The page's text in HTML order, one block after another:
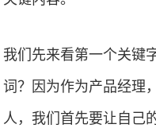
我们先来看第一个关键
词？因为作为产品经理
人，我们首先要让自己